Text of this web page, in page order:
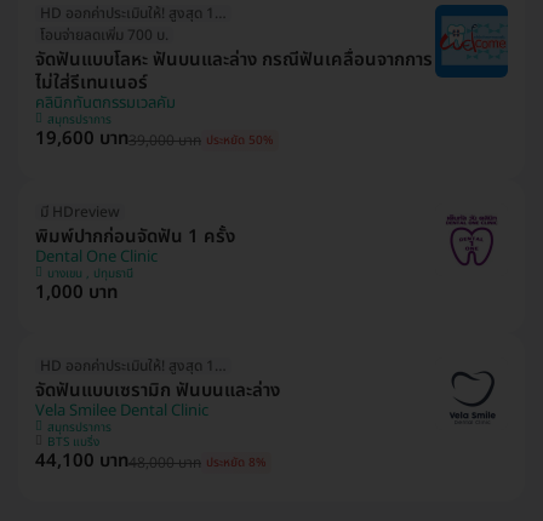
HD ออกค่าประเมินให้! สูงสุด 1500 บ.
โอนจ่ายลดเพิ่ม 700 บ.
จัดฟันแบบโลหะ ฟันบนและล่าง กรณีฟันเคลื่อนจากการ
ไม่ใส่รีเทนเนอร์
คลินิกทันตกรรมเวลคัม
สมุทรปราการ
19,600 บาท39,000 บาท ประหยัด 50%
มี HDreview
พิมพ์ปากก่อนจัดฟัน 1 ครั้ง
Dental One Clinic
บางเขน , ปทุมธานี
1,000 บาท
HD ออกค่าประเมินให้! สูงสุด 1500 บ.
จัดฟันแบบเซรามิก ฟันบนและล่าง
Vela Smilee Dental Clinic
สมุทรปราการ
BTS แบริ่ง
44,100 บาท48,000 บาท ประหยัด 8%